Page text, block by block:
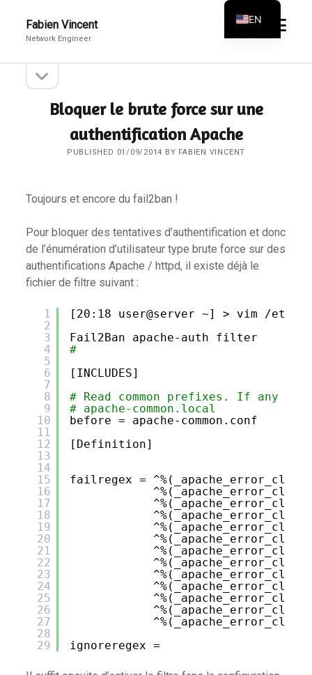
Fabien Vincent
Network Engineer
open
menu
Sidebarsidebar
Bloquer le brute force sur une
authentification Apache
PUBLISHED 01/09/2014 BY FABIEN VINCENT
Toujours et encore du fail2ban !
Pour bloquer des tentatives d’authentification et donc
de l’énumération d’utilisateur type brute force sur des
authentifications Apache / httpd, il existe déjà le
fichier de filtre suivant :
1
2
3
4
5
6
7
8
9
10
11
12
13
14
15
16
17
18
19
20
21
22
23
24
25
26
27
28
29
[20:18 user@server ~] > vim /etc/
Fail2Ban apache-auth filter
#
[INCLUDES]
# Read common prefixes. If any
# apache-common.local
before = apache-common.conf
[Definition]
failregex =
ignoreregex =
EN
FR